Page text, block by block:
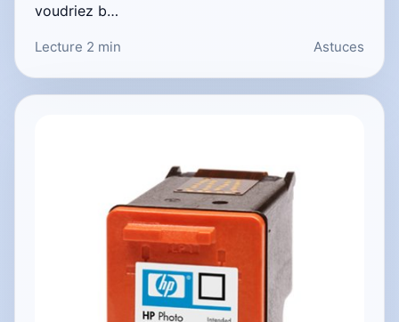
voudriez b…
Lecture 2 min Astuces